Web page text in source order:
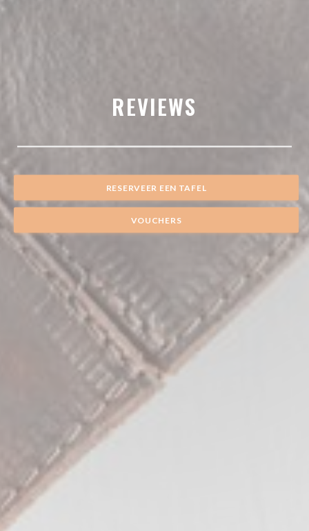
REVIEWS
RESERVEER EEN TAFEL
VOUCHERS